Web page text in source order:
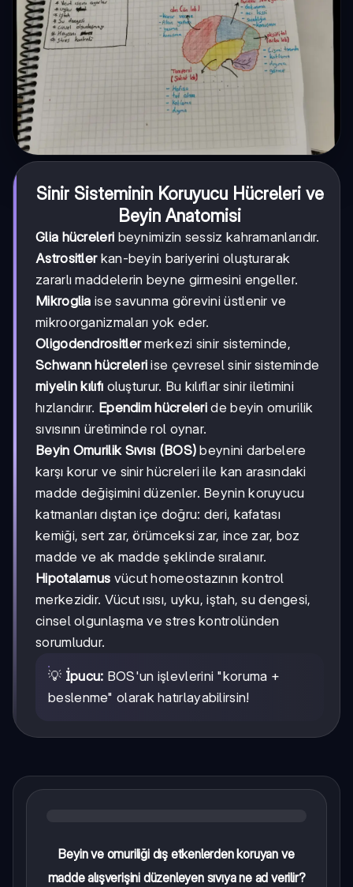
Sinir Sisteminin Koruyucu Hücreleri ve
Beyin Anatomisi
Glia hücreleri beynimizin sessiz kahramanlarıdır.
Astrositlerkan-beyin bariyerini oluşturarak
zararlı maddelerin beyne girmesini engeller.
Mikroglia ise savunma görevini üstlenir ve
mikroorganizmaları yok eder.
Oligodendrositlermerkezi sinir sisteminde,
Schwann hücreleri ise çevresel sinir sisteminde
miyelin kılıfı oluşturur. Bu kılıflar sinir iletimini
hızlandırır. Ependim hücreleri de beyin omurilik
sıvısının üretiminde rol oynar.
Beyin Omurilik Sıvısı (BOS) beynini darbelere
karşı korur ve sinir hücreleri ile kan arasındaki
madde değişimini düzenler. Beynin koruyucu
katmanları dıştan içe doğru: deri, kafatası
kemiği, sert zar, örümceksi zar, ince zar, boz
madde ve ak madde şeklinde sıralanır.
Hipotalamus vücut homeostazının kontrol
merkezidir. Vücut ısısı, uyku, iştah, su dengesi,
cinsel olgunlaşma ve stres kontrolünden
sorumludur.
💡 İpucu: BOS'un işlevlerini "koruma +
beslenme" olarak hatırlayabilirsin!
Beyin ve omuriliği dış etkenlerden koruyan ve
madde alışverişini düzenleyen sıvıya ne ad verilir?